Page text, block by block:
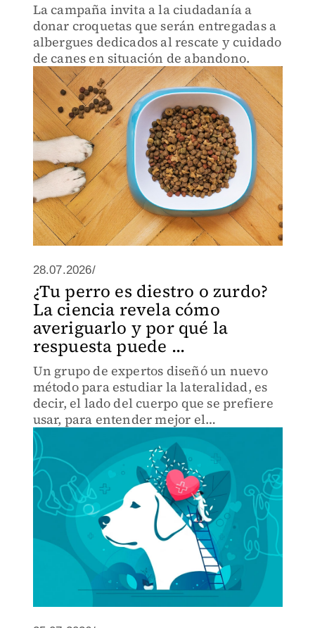
La campaña invita a la ciudadanía a
donar croquetas que serán entregadas a
albergues dedicados al rescate y cuidado
de canes en situación de abandono.
28.07.2026/
¿Tu perro es diestro o zurdo?
La ciencia revela cómo
averiguarlo y por qué la
respuesta puede ...
Un grupo de expertos diseñó un nuevo
método para estudiar la lateralidad, es
decir, el lado del cuerpo que se prefiere
usar, para entender mejor el
comportamiento canino (y también
humano).